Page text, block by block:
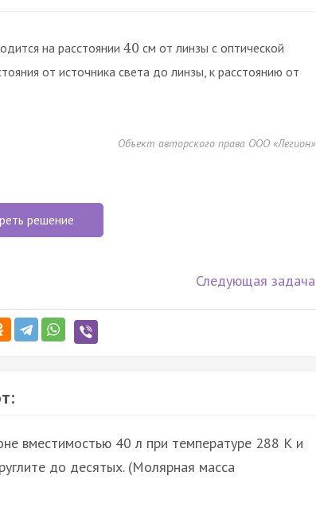
на расстоянии 40 см от линзы с оптической
от источника света до линзы, к расстоянию от
Объект авторского права ООО «Легион»
решение
Следующая задача
вместимостью 40 л при температуре 288 К и
до десятых. (Молярная масса